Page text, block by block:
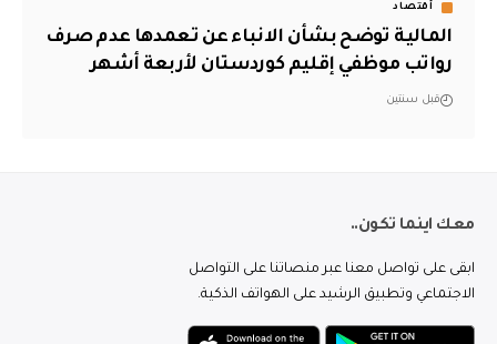
أقتصاد
المالية توضح بشأن الانباء عن تعمدها عدم صرف
رواتب موظفي إقليم كوردستان لأربعة أشهر
قبل سنتين
معك اينما تكون..
ابقى على تواصل معنا عبر منصاتنا على التواصل
الاجتماعي وتطبيق الرشيد على الهواتف الذكية.